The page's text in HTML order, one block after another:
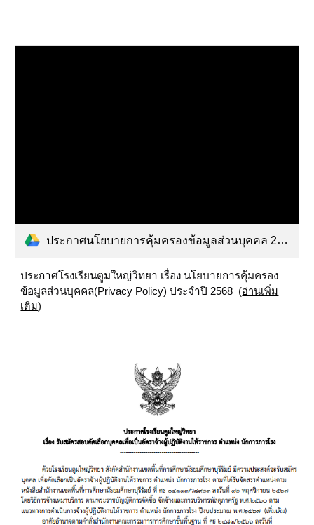
ประกาศนโยบายการคุ้มครองข้อมูลส่วนบุคคล 2568.pdf
ประกาศโรงเรียนตูมใหญ่วิทยา เรื่อง นโยบายการคุ้มครอง
ข้อมูลส่วนบุคคล(Privacy Policy) ประจำปี 2568 (อ่านเพิ่ม
เติม)